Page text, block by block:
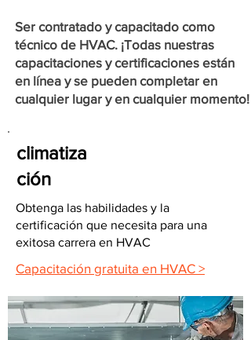
Ser contratado y capacitado como
técnico de HVAC. ¡Todas nuestras
capacitaciones y certificaciones están
en línea y se pueden completar en
cualquier lugar y en cualquier momento!
climatiza
ción
Obtenga las habilidades y la
certificación que necesita para una
exitosa carrera en HVAC
Capacitación gratuita en HVAC >